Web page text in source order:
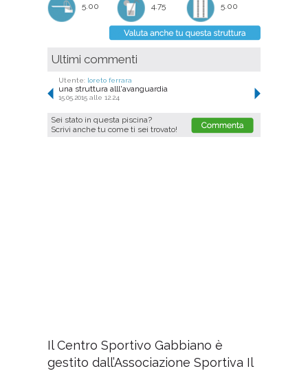
5.00 4.75 5.00
Ultimi commenti
Utente: loreto ferrara
una struttura alll'avanguardia
15.05.2015 alle 12.24
Sei stato in questa piscina?
Scrivi anche tu come ti sei trovato!
Il Centro Sportivo Gabbiano è
gestito dall’Associazione Sportiva Il